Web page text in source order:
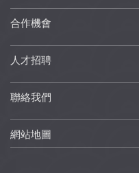
合作機會
人才招聘
聯絡我們
網站地圖